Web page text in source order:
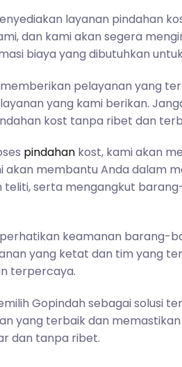
layanan pindahan
dan kami akan segera
biaya yang dibutuhkan
pelayanan yang
yang kami berikan.
kost tanpa ribet dan
pindahan kost, kami akan
akan membantu Anda dalam
teliti, serta mengangkut
keamanan barang-
yang ketat dan tim yang
terpercaya.
Gopindah sebagai solusi
yang terbaik dan
dan tanpa ribet.